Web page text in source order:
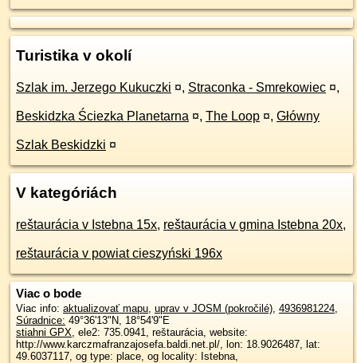
Turistika v okolí
Szlak im. Jerzego Kukuczki ¤, Straconka - Smrekowiec ¤,
Beskidzka Ściezka Planetarna ¤, The Loop ¤, Główny
Szlak Beskidzki ¤
V kategóriách
reštaurácia v Istebna 15x, reštaurácia v gmina Istebna 20x,
reštaurácia v powiat cieszyński 196x
Viac o bode
Viac info: aktualizovať mapu, uprav v JOSM (pokročilé), 4936981224,
Súradnice: 49°36'13"N, 18°54'9"E
stiahni GPX, ele2: 735.0941, reštaurácia, website:
http://www.karczmafranzajosefa.baldi.net.pl/, lon: 18.9026487, lat:
49.6037117, og type: place, og locality: Istebna,